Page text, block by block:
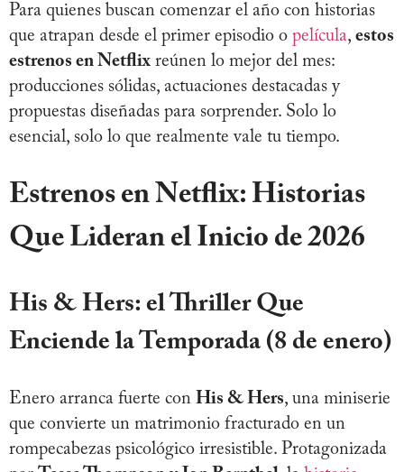
Para quienes buscan comenzar el año con historias
que atrapan desde el primer episodio o película, estos
estrenos en Netflix reúnen lo mejor del mes:
producciones sólidas, actuaciones destacadas y
propuestas diseñadas para sorprender. Solo lo
esencial, solo lo que realmente vale tu tiempo.
Estrenos en Netflix: Historias
Que Lideran el Inicio de 2026
His & Hers: el Thriller Que
Enciende la Temporada (8 de enero)
Enero arranca fuerte con His & Hers, una miniserie
que convierte un matrimonio fracturado en un
rompecabezas psicológico irresistible. Protagonizada